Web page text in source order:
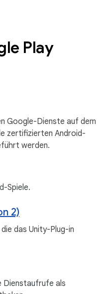
Play
Google-Dienste auf dem
zertifizierten Android-
werden.
Spiele.
2)
das Unity-Plug-in
Dienstaufrufe als